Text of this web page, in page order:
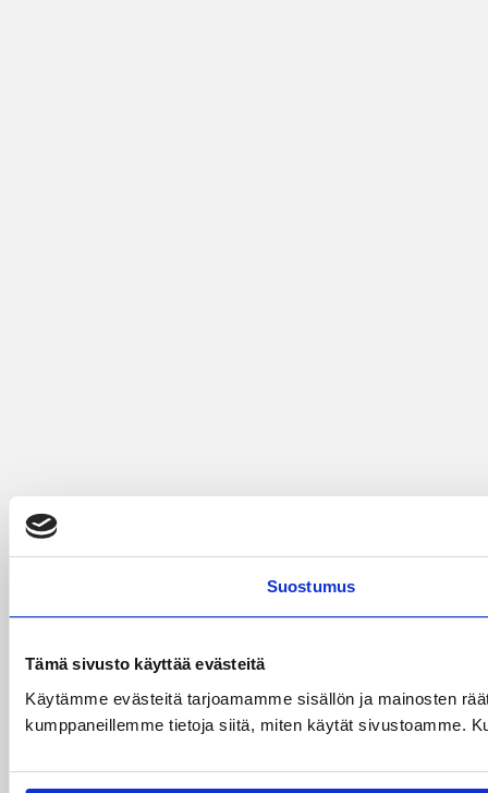
Suostumus
Tämä sivusto käyttää evästeitä
Käytämme evästeitä tarjoamamme sisällön ja mainosten
kumppaneillemme tietoja siitä, miten käytät sivustoamme.